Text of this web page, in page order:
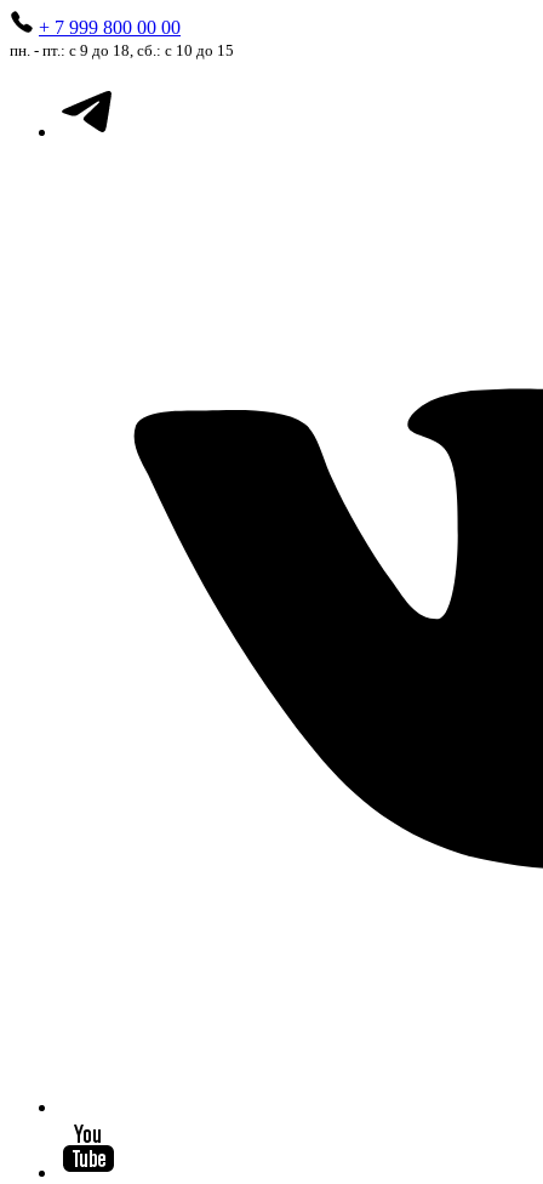
+ 7 999 800 00 00
пн. - пт.: с 9 до 18, сб.: с 10 до 15